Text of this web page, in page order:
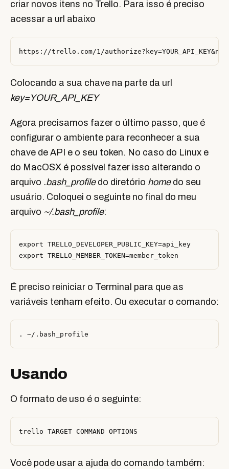
criar novos itens no Trello. Para isso é preciso
acessar a url abaixo
Colocando a sua chave na parte da url
key=YOUR_API_KEY
Agora precisamos fazer o último passo, que é
configurar o ambiente para reconhecer a sua
chave de API e o seu token. No caso do Linux e
do MacOSX é possível fazer isso alterando o
arquivo .bash_profiledo diretório homedo seu
usuário. Coloquei o seguinte no final do meu
arquivo ~/.bash_profile:
export TRELLO_DEVELOPER_PUBLIC_KEY=api_key
É preciso reiniciar o Terminal para que as
variáveis tenham efeito. Ou executar o comando:
Usando
O formato de uso é o seguinte:
Você pode usar a ajuda do comando também: